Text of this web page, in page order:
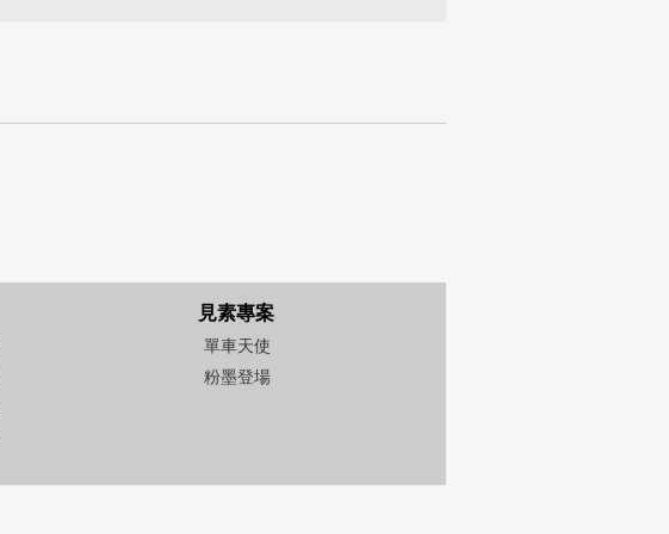
見素專案
單車天使
粉墨登場